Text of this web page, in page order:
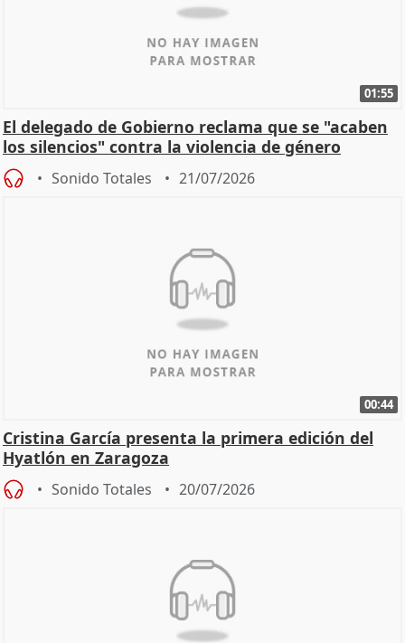
01:55
El delegado de Gobierno reclama que se "acaben
los silencios" contra la violencia de género
Sonido Totales 21/07/2026
00:44
Cristina García presenta la primera edición del
Hyatlón en Zaragoza
Sonido Totales 20/07/2026